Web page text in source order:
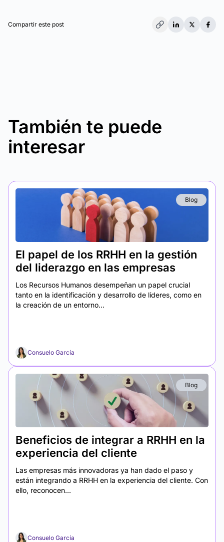
Compartir este post
También te puede
interesar
Blog
El papel de los RRHH en la gestión
del liderazgo en las empresas
Los Recursos Humanos desempeñan un papel crucial
tanto en la identificación y desarrollo de líderes, como en
la creación de un entorno...
Consuelo García
Blog
Beneficios de integrar a RRHH en la
experiencia del cliente
Las empresas más innovadoras ya han dado el paso y
están integrando a RRHH en la experiencia del cliente. Con
ello, reconocen...
Consuelo García